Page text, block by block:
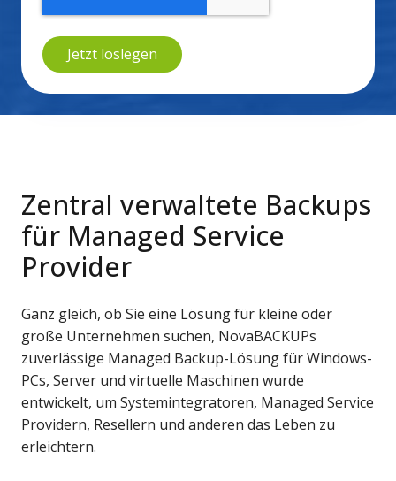
Zentral verwaltete Backups
für Managed Service
Provider
Ganz gleich, ob Sie eine Lösung für kleine oder
große Unternehmen suchen, NovaBACKUPs
zuverlässige Managed Backup-Lösung für Windows-
PCs, Server und virtuelle Maschinen wurde
entwickelt, um Systemintegratoren, Managed Service
Providern, Resellern und anderen das Leben zu
erleichtern.